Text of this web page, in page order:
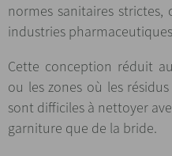
normes sanitaires
industries
Cette conception réduit
ou les zones où les
sont difficiles à nettoyer
garniture que de la bride.